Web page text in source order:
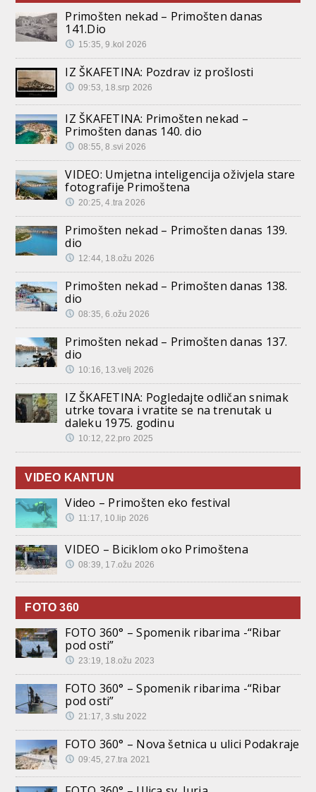
Primošten nekad – Primošten danas
141.Dio
15:35, 9.kol 2026
IZ ŠKAFETINA: Pozdrav iz prošlosti
09:53, 18.srp 2026
IZ ŠKAFETINA: Primošten nekad –
Primošten danas 140. dio
08:55, 8.svi 2026
VIDEO: Umjetna inteligencija oživjela stare
fotografije Primoštena
20:25, 4.tra 2026
Primošten nekad – Primošten danas 139.
dio
12:44, 18.ožu 2026
Primošten nekad – Primošten danas 138.
dio
08:35, 6.ožu 2026
Primošten nekad – Primošten danas 137.
dio
10:16, 13.velj 2026
IZ ŠKAFETINA: Pogledajte odličan snimak
utrke tovara i vratite se na trenutak u
daleku 1975. godinu
10:12, 22.pro 2025
VIDEO KANTUN
Video – Primošten eko festival
11:17, 10.lip 2026
VIDEO – Biciklom oko Primoštena
08:39, 17.ožu 2026
FOTO 360
FOTO 360° – Spomenik ribarima -“Ribar
pod osti”
23:19, 18.ožu 2023
FOTO 360° – Spomenik ribarima -“Ribar
pod osti”
21:17, 3.stu 2022
FOTO 360° – Nova šetnica u ulici Podakraje
09:45, 27.tra 2021